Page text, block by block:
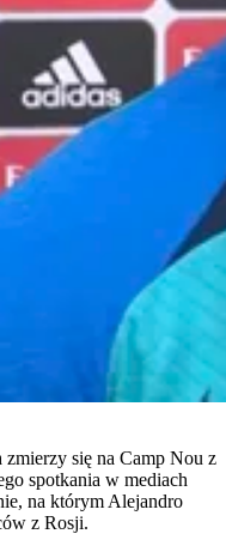
się na Camp Nou z
spotkania w mediach
na którym Alejandro
z Rosji.